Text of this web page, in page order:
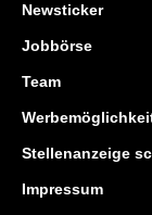
Newsticker
Jobbörse
Team
Stellenanzeige
Impressum